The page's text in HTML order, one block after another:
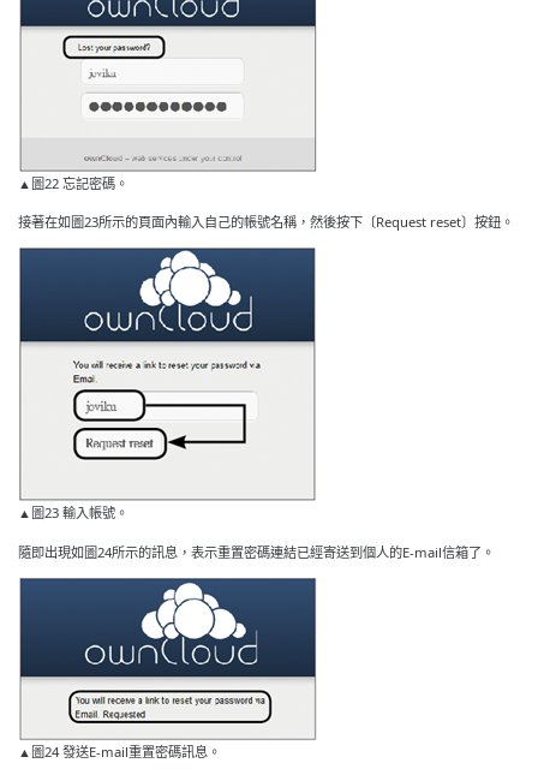
▲圖22 忘記密碼。
接著在如圖23所示的頁面內輸入自己的帳號名稱，然後按下〔Request reset〕按鈕。
▲圖23 輸入帳號。
隨即出現如圖24所示的訊息，表示重置密碼連結已經寄送到個人的E-mail信箱了。
▲圖24 發送E-mail重置密碼訊息。